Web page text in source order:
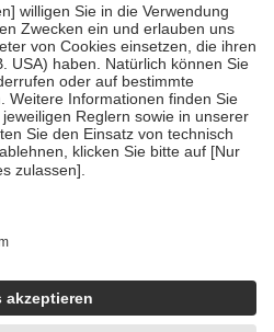
zum vollendeten 18. Lebensjahr
und Früherkennung, die von der
es sich um echte Bewertungen
articles/4419944605341
unter Zuhilfenahme künstlicher